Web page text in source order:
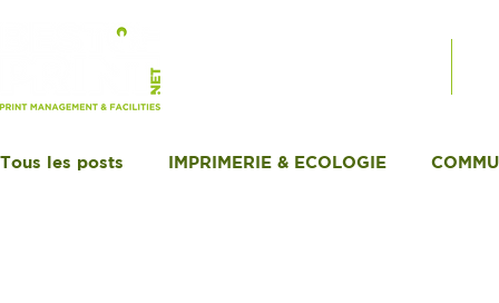
Tous les posts IMPRIMERIE & ECOLOGIE